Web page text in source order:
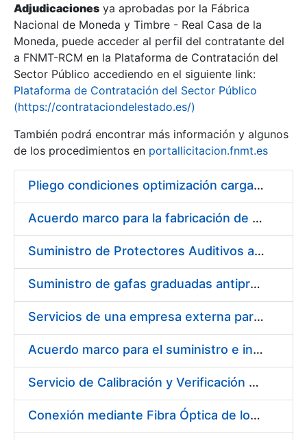
Mostra/Amaga
Adjudicaciones ya aprobadas por la Fábrica
Nacional de Moneda y Timbre - Real Casa de la
Moneda, puede acceder al perfil del contratante del
a FNMT-RCM en la Plataforma de Contratación del
Sector Público accediendo en el siguiente link:
Plataforma de Contratación del Sector Público
(https://contrataciondelestado.es/)
También podrá encontrar más información y algunos
de los procedimientos en portallicitacion.fnmt.es
Pliego condiciones optimización cargas compras firmado
Acuerdo marco para la fabricación de piezas
Suministro de Protectores Auditivos a medida para las personas trabajadoras de los Centros de Trabajo de Madrid y Burgos
Suministro de gafas graduadas antiproyecciones para los trabajadores de la FNMT-RCM en los centros de trabajo de Madrid y Burgos
Servicios de una empresa externa para el asesoramiento y resolución de los recursos de alzada que se presentan relacionados con procesos de selección para la FNMT-RCM
Acuerdo marco para el suministro e instalación de persianas, estores y otros complementos
Servicio de Calibración y Verificación Externa de los Equipos de Medición del Servicio de Prevención de la FNMT-RCM
Conexión mediante Fibra Óptica de los Centros de Proceso de Datos (CPDs) de las sedes de la FNMT-RCM de Burgos y Madrid